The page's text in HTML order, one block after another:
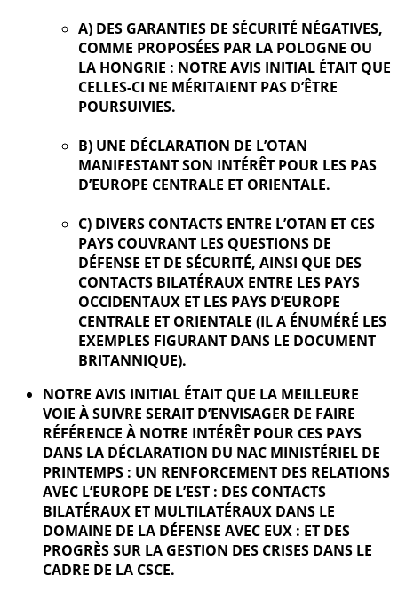
A) DES GARANTIES DE SÉCURITÉ NÉGATIVES,
COMME PROPOSÉES PAR LA POLOGNE OU
LA HONGRIE : NOTRE AVIS INITIAL ÉTAIT QUE
CELLES-CI NE MÉRITAIENT PAS D’ÊTRE
POURSUIVIES.
B) UNE DÉCLARATION DE L’OTAN
MANIFESTANT SON INTÉRÊT POUR LES PAS
D’EUROPE CENTRALE ET ORIENTALE.
C) DIVERS CONTACTS ENTRE L’OTAN ET CES
PAYS COUVRANT LES QUESTIONS DE
DÉFENSE ET DE SÉCURITÉ, AINSI QUE DES
CONTACTS BILATÉRAUX ENTRE LES PAYS
OCCIDENTAUX ET LES PAYS D’EUROPE
CENTRALE ET ORIENTALE (IL A ÉNUMÉRÉ LES
EXEMPLES FIGURANT DANS LE DOCUMENT
BRITANNIQUE).
NOTRE AVIS INITIAL ÉTAIT QUE LA MEILLEURE
VOIE À SUIVRE SERAIT D’ENVISAGER DE FAIRE
RÉFÉRENCE À NOTRE INTÉRÊT POUR CES PAYS
DANS LA DÉCLARATION DU NAC MINISTÉRIEL DE
PRINTEMPS : UN RENFORCEMENT DES RELATIONS
AVEC L’EUROPE DE L’EST : DES CONTACTS
BILATÉRAUX ET MULTILATÉRAUX DANS LE
DOMAINE DE LA DÉFENSE AVEC EUX : ET DES
PROGRÈS SUR LA GESTION DES CRISES DANS LE
CADRE DE LA CSCE.